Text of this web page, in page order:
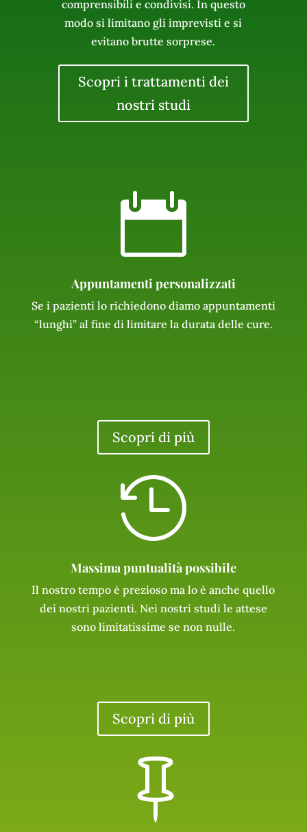
comprensibili e condivisi. In questo
modo si limitano gli imprevisti e si
evitano brutte sorprese.
Scopri i trattamenti dei
nostri studi

Appuntamenti personalizzati
Se i pazienti lo richiedono diamo appuntamenti
“lunghi” al fine di limitare la durata delle cure.
Scopri di più

Massima puntualità possibile
Il nostro tempo è prezioso ma lo è anche quello
dei nostri pazienti. Nei nostri studi le attese
sono limitatissime se non nulle.
Scopri di più
